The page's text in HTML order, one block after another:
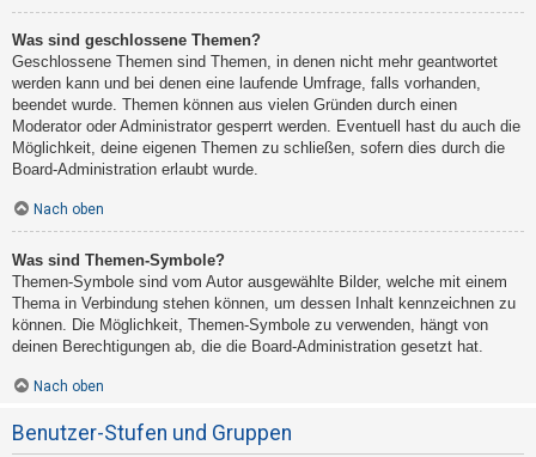
Was sind geschlossene Themen?
Geschlossene Themen sind Themen, in denen nicht mehr geantwortet
werden kann und bei denen eine laufende Umfrage, falls vorhanden,
beendet wurde. Themen können aus vielen Gründen durch einen
Moderator oder Administrator gesperrt werden. Eventuell hast du auch die
Möglichkeit, deine eigenen Themen zu schließen, sofern dies durch die
Board-Administration erlaubt wurde.
Nach oben
Was sind Themen-Symbole?
Themen-Symbole sind vom Autor ausgewählte Bilder, welche mit einem
Thema in Verbindung stehen können, um dessen Inhalt kennzeichnen zu
können. Die Möglichkeit, Themen-Symbole zu verwenden, hängt von
deinen Berechtigungen ab, die die Board-Administration gesetzt hat.
Nach oben
Benutzer-Stufen und Gruppen